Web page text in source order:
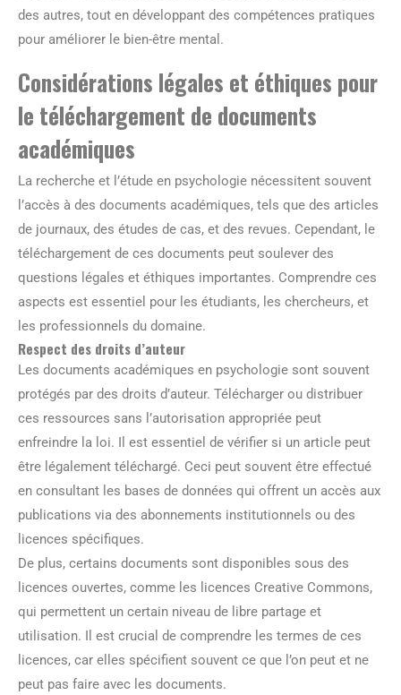
des autres, tout en développant des compétences pratiques
pour améliorer le bien-être mental.
Considérations légales et éthiques pour
le téléchargement de documents
académiques
La recherche et l’étude en psychologie nécessitent souvent
l’accès à des documents académiques, tels que des articles
de journaux, des études de cas, et des revues. Cependant, le
téléchargement de ces documents peut soulever des
questions légales et éthiques importantes. Comprendre ces
aspects est essentiel pour les étudiants, les chercheurs, et
les professionnels du domaine.
Respect des droits d’auteur
Les documents académiques en psychologie sont souvent
protégés par des droits d’auteur. Télécharger ou distribuer
ces ressources sans l’autorisation appropriée peut
enfreindre la loi. Il est essentiel de vérifier si un article peut
être légalement téléchargé. Ceci peut souvent être effectué
en consultant les bases de données qui offrent un accès aux
publications via des abonnements institutionnels ou des
licences spécifiques.
De plus, certains documents sont disponibles sous des
licences ouvertes, comme les licences Creative Commons,
qui permettent un certain niveau de libre partage et
utilisation. Il est crucial de comprendre les termes de ces
licences, car elles spécifient souvent ce que l’on peut et ne
peut pas faire avec les documents.